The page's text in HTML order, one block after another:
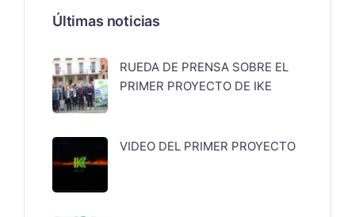
Últimas noticias
RUEDA DE PRENSA SOBRE EL
PRIMER PROYECTO DE IKE
VIDEO DEL PRIMER PROYECTO